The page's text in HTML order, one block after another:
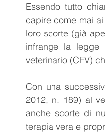
Essendo tutto
capire come mai
loro scorte (già
infrange la
veterinario (CFV)
Con una
2012, n. 189) al
anche scorte di
terapia vera e